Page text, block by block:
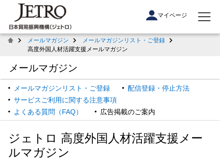
マイページ
メールマガジン
メールマガジンリスト・ご登録
高度外国人材活躍支援メールマガジン
メールマガジン
メールマガジンリスト・ご登録
配信登録・停止方法
サービスご利用に関する注意事項
よくある質問（FAQ）
広告掲載のご案内
ジェトロ 高度外国人材活躍支援メー
ルマガジン